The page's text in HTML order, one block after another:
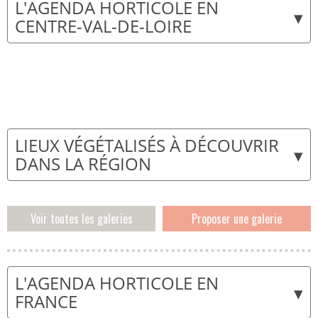
▾
L'AGENDA HORTICOLE EN
CENTRE-VAL-DE-LOIRE
▾
LIEUX VÉGÉTALISÉS À DÉCOUVRIR
DANS LA RÉGION
Voir toutes les galeries Proposer une galerie
▾
L'AGENDA HORTICOLE EN
FRANCE